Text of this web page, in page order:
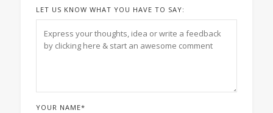
LET US KNOW WHAT YOU HAVE TO SAY:
YOUR NAME*